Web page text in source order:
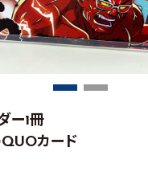
ー1冊
QUOカード